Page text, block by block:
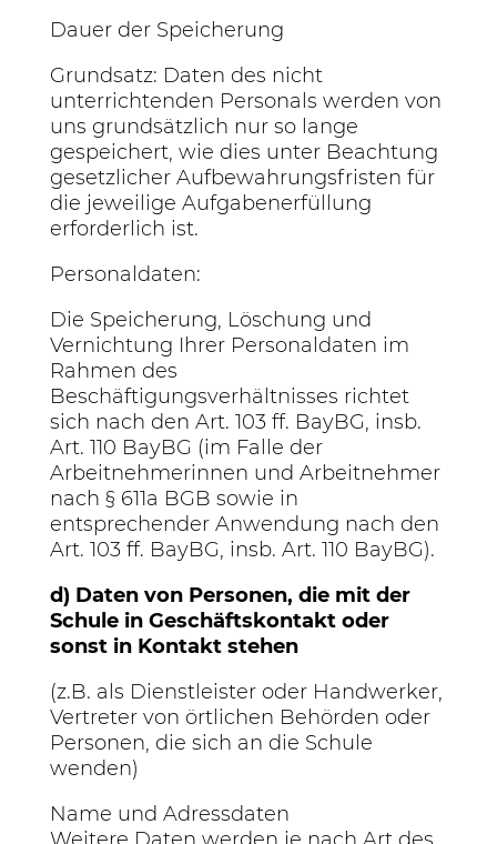
Dauer der Speicherung
Grundsatz: Daten des nicht
unterrichtenden Personals werden von
uns grundsätzlich nur so lange
gespeichert, wie dies unter Beachtung
gesetzlicher Aufbewahrungsfristen für
die jeweilige Aufgabenerfüllung
erforderlich ist.
Personaldaten:
Die Speicherung, Löschung und
Vernichtung Ihrer Personaldaten im
Rahmen des
Beschäftigungsverhältnisses richtet
sich nach den Art. 103 ff. BayBG, insb.
Art. 110 BayBG (im Falle der
Arbeitnehmerinnen und Arbeitnehmer
nach § 611a BGB sowie in
entsprechender Anwendung nach den
Art. 103 ff. BayBG, insb. Art. 110 BayBG).
d) Daten von Personen, die mit der
Schule in Geschäftskontakt oder
sonst in Kontakt stehen
(z.B. als Dienstleister oder Handwerker,
Vertreter von örtlichen Behörden oder
Personen, die sich an die Schule
wenden)
Name und Adressdaten